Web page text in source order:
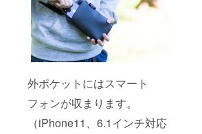
外ポケットにはスマート
フォンが収まります。
（iPhone11、6.1インチ対応